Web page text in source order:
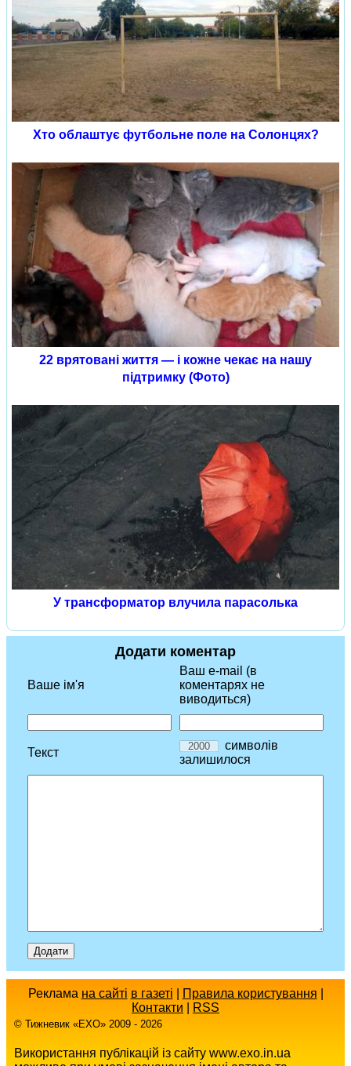
Хто облаштує футбольне поле на Солонцях?
22 врятовані життя — і кожне чекає на нашу
підтримку (Фото)
У трансформатор влучила парасолька
Додати коментар
Ваше ім'я
Ваш e-mail (в
коментарях не
виводиться)
Текст
символів
залишилося
Реклама на сайті в газеті Правила користування
Контакти
RSS
© Тижневик «EХO» 2009 - 2026
Використання публікацій із сайту www.exo.in.ua